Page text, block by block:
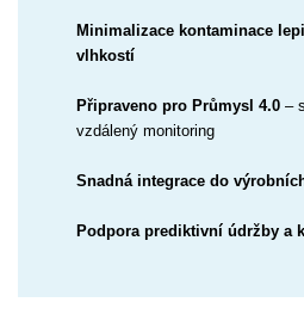
Minimalizace kontaminace
vlhkostí
Připraveno pro Průmysl 4.0 –
vzdálený monitoring
Snadná integrace do
Podpora prediktivní údržby a